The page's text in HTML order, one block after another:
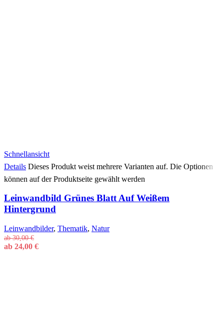
Schnellansicht
Details Dieses Produkt weist mehrere Varianten auf. Die Optionen
können auf der Produktseite gewählt werden
Leinwandbild Grünes Blatt Auf Weißem
Hintergrund
Leinwandbilder, Thematik, Natur
ab30,00€
ab 24,00 €